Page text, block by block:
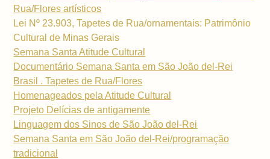
Rua/Flores artísticos
Lei Nº 23.903, Tapetes de Rua/ornamentais: Patrimônio
Cultural de Minas Gerais
Semana Santa Atitude Cultural
Documentário Semana Santa em São João del-Rei
Brasil . Tapetes de Rua/Flores
Homenageados pela Atitude Cultural
Projeto Delícias de antigamente
Linguagem dos Sinos de São João del-Rei
Semana Santa em São João del-Rei/programação
tradicional